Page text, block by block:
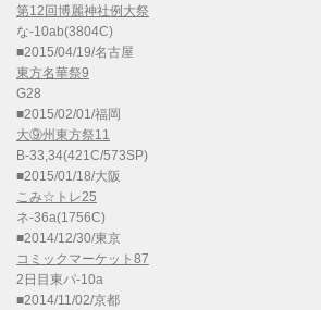
第12回博麗神社例大祭
な-10ab(3804C)
■2015/04/19/名古屋
東方名華祭9
G28
■2015/02/01/福岡
大⑨州東方祭11
B-33,34(421C/573SP)
■2015/01/18/大阪
こみ☆トレ25
ネ-36a(1756C)
■2014/12/30/東京
コミックマーケット87
2日目東パ-10a
■2014/11/02/京都